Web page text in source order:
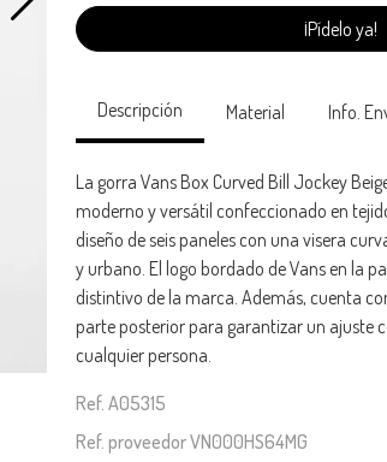
¡Pídelo ya!
Descripción Material Info.
La gorra Vans Box Curved Bill Jockey
moderno y versátil confeccionado en
diseño de seis paneles con una visera
y urbano. El logo bordado de Vans en la
distintivo de la marca. Además, cuenta
parte posterior para garantizar un ajuste
cualquier persona.
Ref. A05315
Ref. proveedor VN000HS64MG